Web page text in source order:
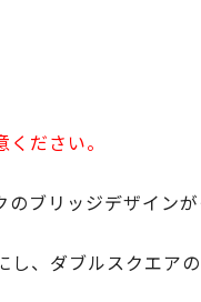
ださい。
ブリッジデザイン
、ダブルスクエア